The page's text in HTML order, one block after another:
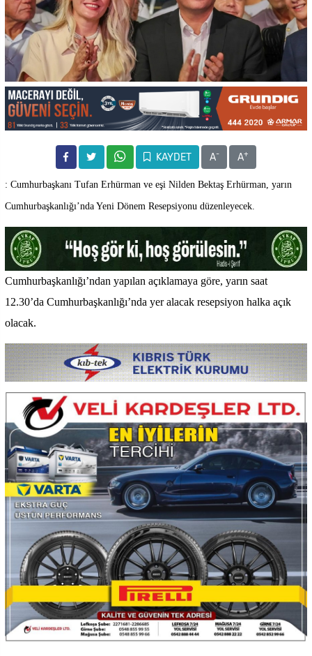
KAYDET A- A+
: Cumhurbaşkanı Tufan Erhürman ve eşi Nilden Bektaş Erhürman, yarın
Cumhurbaşkanlığı’nda Yeni Dönem Resepsiyonu düzenleyecek.
Cumhurbaşkanlığı’ndan yapılan açıklamaya göre, yarın saat
12.30’da Cumhurbaşkanlığı’nda yer alacak resepsiyon halka açık
olacak.